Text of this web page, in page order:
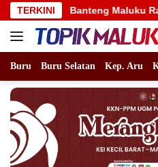
Langsung
ke
konten
TERKINI
Maluku Raya Bertolak ke
Buru Buru Selatan Kep. Aru